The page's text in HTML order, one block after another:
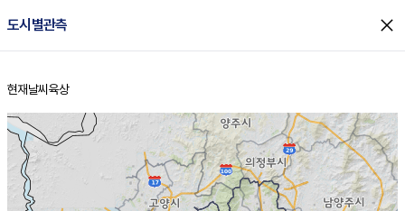
도시별관측 close
홈
현재날씨 육상